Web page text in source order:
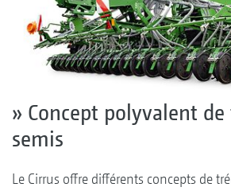
» Concept polyvalent
semis
Le Cirrus offre différents concepts de